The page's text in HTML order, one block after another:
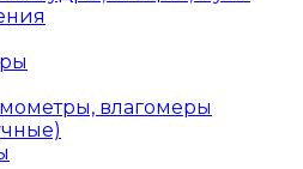
влагомеры